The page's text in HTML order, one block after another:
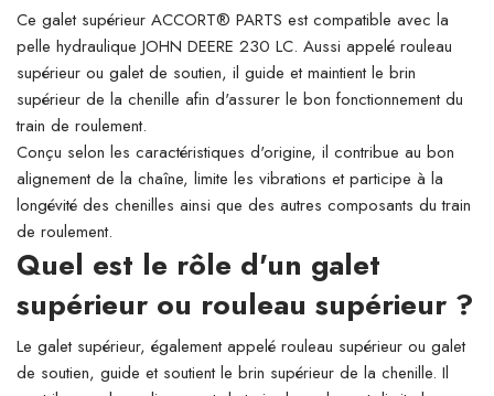
Ce galet supérieur ACCORT® PARTS est compatible avec la
pelle hydraulique JOHN DEERE 230 LC. Aussi appelé rouleau
supérieur ou galet de soutien, il guide et maintient le brin
supérieur de la chenille afin d'assurer le bon fonctionnement du
train de roulement.
Conçu selon les caractéristiques d'origine, il contribue au bon
alignement de la chaîne, limite les vibrations et participe à la
longévité des chenilles ainsi que des autres composants du train
de roulement.
Quel est le rôle d'un galet
supérieur ou rouleau supérieur ?
Le galet supérieur, également appelé rouleau supérieur ou galet
de soutien, guide et soutient le brin supérieur de la chenille. Il